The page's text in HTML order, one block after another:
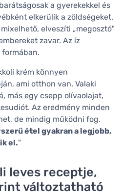
a gyerekekkel és
elkerülik a zöldségeket.
elveszíti „megosztó"
zavar. Az íz
krém könnyen
ami otthon van. Valaki
más egy csepp olívaolajat,
Az eredmény minden
de mindig működni fog.
étel gyakran a legjobb,
el."
leves receptje,
változtatható